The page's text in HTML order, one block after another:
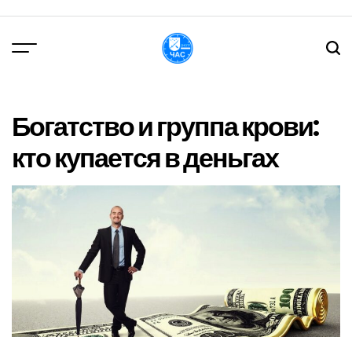
вмісту
Богатство и группа крови:
кто купается в деньгах